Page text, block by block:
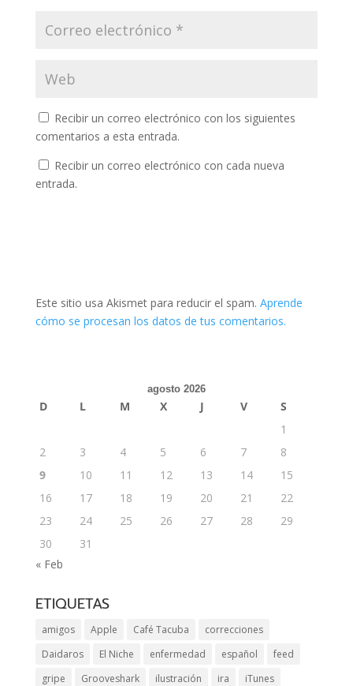
Recibir un correo electrónico con los siguientes
comentarios a esta entrada.
Recibir un correo electrónico con cada nueva
entrada.
Este sitio usa Akismet para reducir el spam. Aprende
cómo se procesan los datos de tus comentarios.
agosto 2026
D L M X J V
S
1
2
3 4 5 6 7
8
9
10 11 12 13 14
15
16
17 18 19 20 21
22
23
24 25 26 27 28
29
30
31
« Feb
ETIQUETAS
amigos Apple Café Tacuba
correcciones
Daidaros
El Niche enfermedad español
feed
gripe
Grooveshark ilustración ira
iTunes